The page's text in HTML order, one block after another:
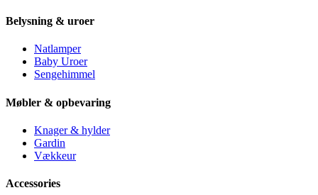
Belysning & uroer
Natlamper
Baby Uroer
Sengehimmel
Møbler & opbevaring
Knager & hylder
Gardin
Vækkeur
Accessories